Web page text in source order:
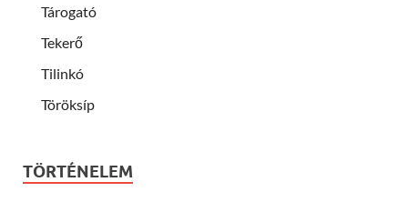
Tárogató
Tekerő
Tilinkó
Töröksíp
TÖRTÉNELEM